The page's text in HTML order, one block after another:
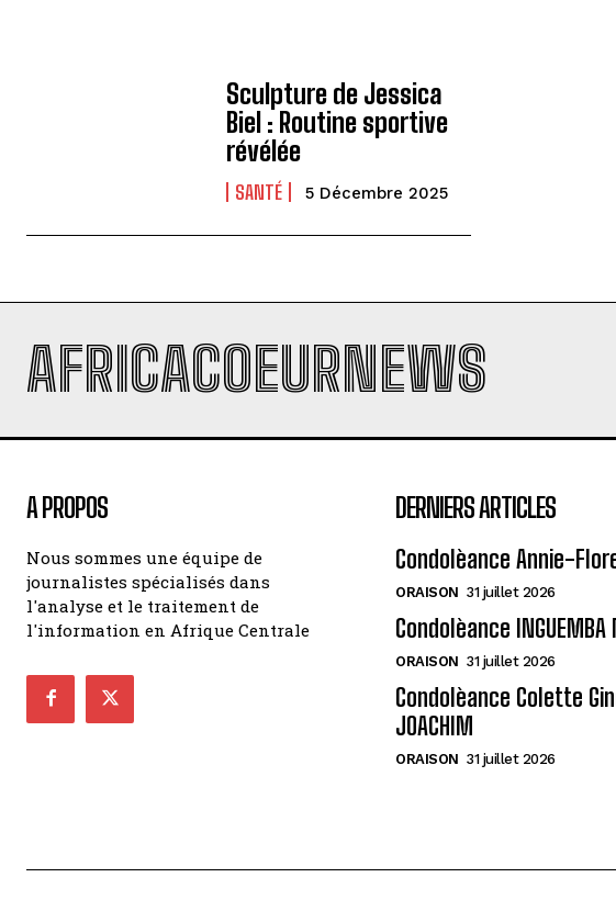
Sculpture de Jessica
Biel : Routine sportive
révélée
SANTÉ 5 Décembre 2025
AFRICACOEURNEWS
A PROPOS
Nous sommes une équipe de
journalistes spécialisés dans
l'analyse et le traitement de
l'information en Afrique Centrale
DERNIERS ARTICLES
Condolèance Annie-
ORAISON 31 juillet 2026
Condolèance INGUEMBA
ORAISON 31 juillet 2026
Condolèance Colette
JOACHIM
ORAISON 31 juillet 2026